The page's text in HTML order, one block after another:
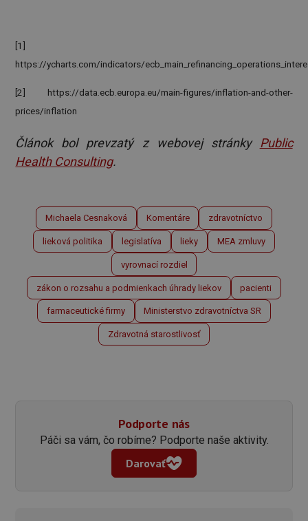
[1]
https://ycharts.com/indicators/
[2] https://data.ecb.europa.eu/main-figures/inflation-and-other-
prices/inflation
Článok bol prevzatý z webovej stránky Public
Health Consulting.
Michaela Cesnaková Komentáre zdravotníctvo
lieková politika legislatíva lieky MEA zmluvy
vyrovnací rozdiel
zákon o rozsahu a podmienkach úhrady liekov pacienti
farmaceutické firmy Ministerstvo zdravotníctva SR
Zdravotná starostlivosť
Podporte nás
Páči sa vám, čo robíme? Podporte naše aktivity.
Darovať